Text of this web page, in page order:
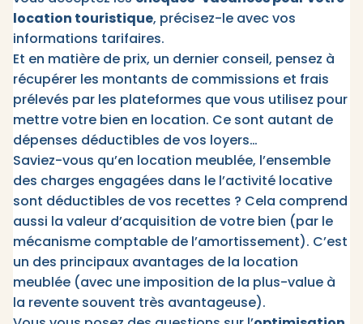
location touristique, précisez-le avec vos
informations tarifaires.
Et en matière de prix, un dernier conseil, pensez à
récupérer les montants de commissions et frais
prélevés par les plateformes que vous utilisez pour
mettre votre bien en location. Ce sont autant de
dépenses déductibles de vos loyers…
Saviez-vous qu’en location meublée, l’ensemble
des charges engagées dans le l’activité locative
sont déductibles de vos recettes ? Cela comprend
aussi la valeur d’acquisition de votre bien (par le
mécanisme comptable de l’amortissement). C’est
un des principaux avantages de la location
meublée (avec une imposition de la plus-value à
la revente souvent très avantageuse).